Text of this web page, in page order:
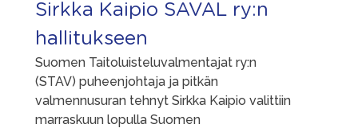
Sirkka Kaipio SAVAL ry:n
hallitukseen
Suomen Taitoluisteluvalmentajat ry:n
(STAV) puheenjohtaja ja pitkän
valmennusuran tehnyt Sirkka Kaipio valittiin
marraskuun lopulla Suomen